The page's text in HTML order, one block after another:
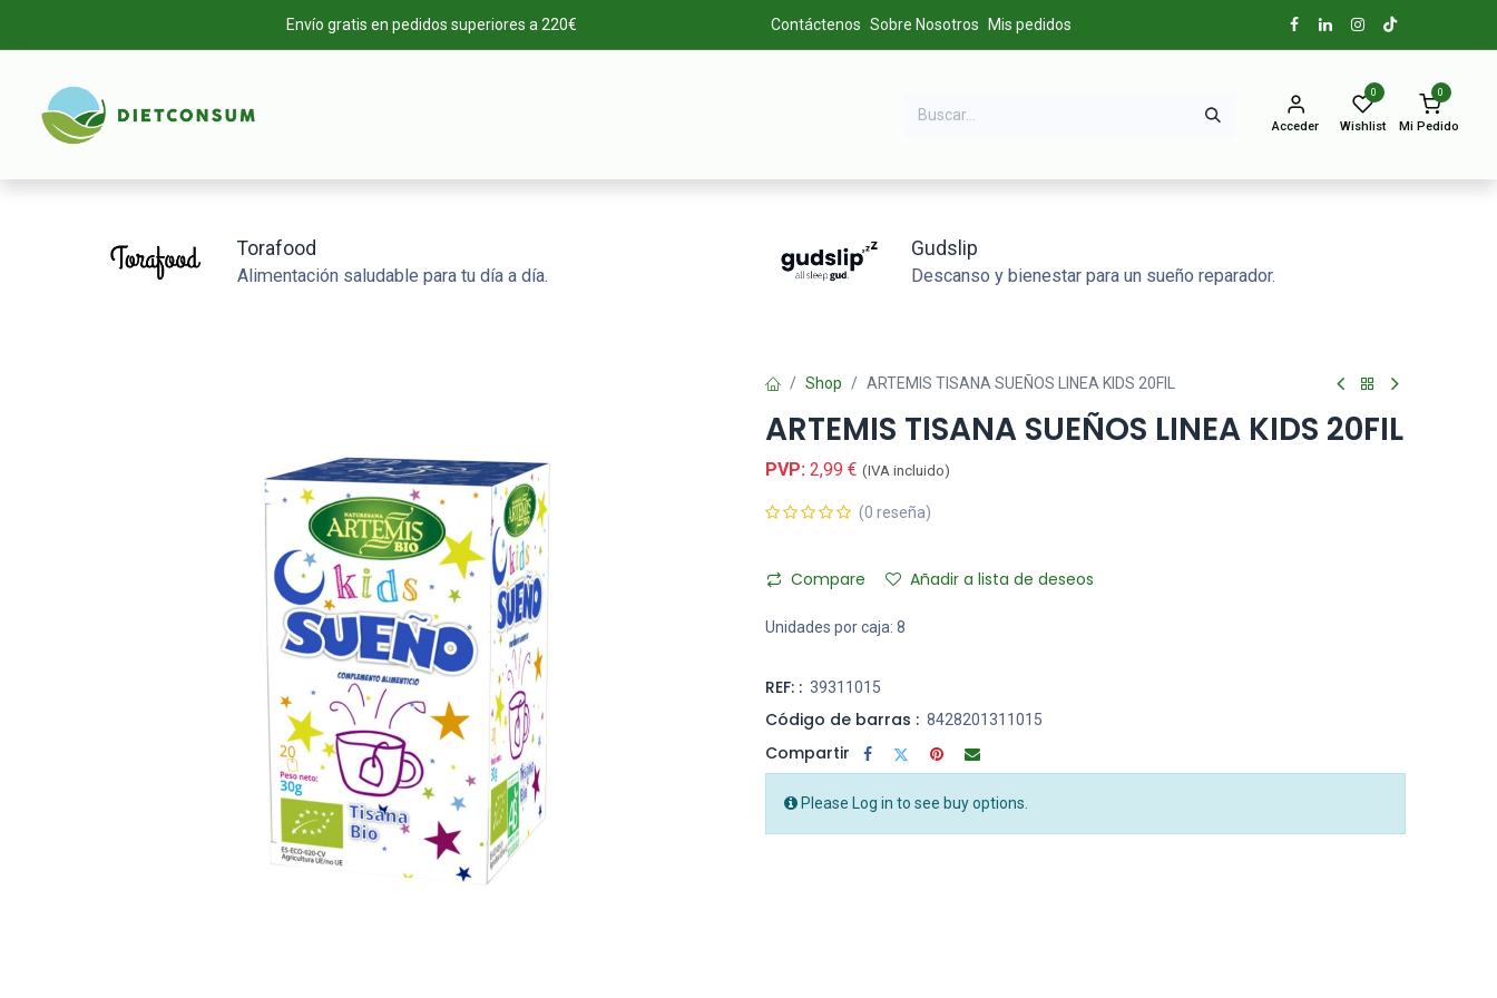
Envío gratis en pedidos superiores a 220€ Contáctenos Sobre Nosotros Mis pedidos
Acceder
0
Wishlist
0
Mi Pedido
Torafood
Alimentación saludable para tu día a día.
Gudslip
Descanso y bienestar para un sueño reparador.
Shop ARTEMIS TISANA SUEÑOS LINEA KIDS 20FIL
ARTEMIS TISANA SUEÑOS LINEA KIDS 20FIL
PVP: 2,99 € (IVA incluido)
(0 reseña)
Compare Añadir a lista de deseos
Unidades por caja: 8
REF: : 39311015
Código de barras : 8428201311015
Compartir
Please Log in to see buy options.